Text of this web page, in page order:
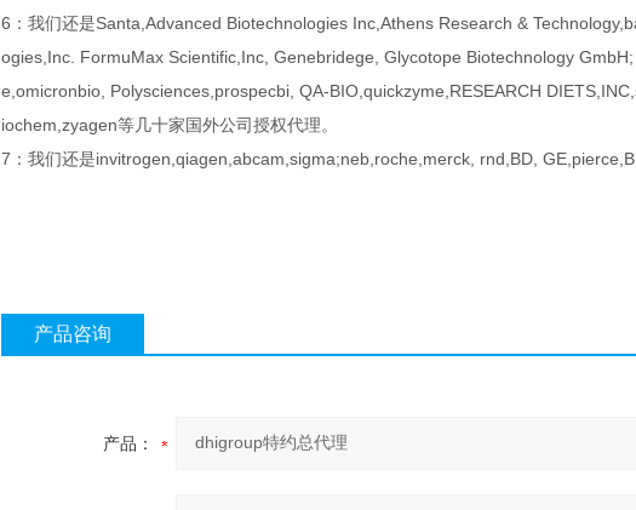
6：我们还是Santa,Advanced Biotechnologies Inc,Athens Research &
ogies,Inc. FormuMax Scientific,Inc, Genebridege, Glycotope Biotechnology
e,omicronbio, Polysciences,prospecbi, QA-BIO,quickzyme,RESEARCH
iochem,zyagen等几十家国外公司授权代理。
7：我们还是invitrogen,qiagen,abcam,sigma;neb,roche,merck, rnd,BD,
产品咨询
产品：